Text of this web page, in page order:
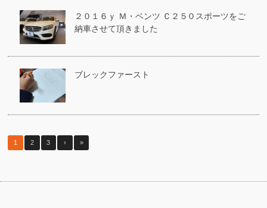
２０１６ｙ Ｍ・ベンツ Ｃ２５０スポーツをご
納車させて頂きました
ブレックファースト
1 2 3 › »